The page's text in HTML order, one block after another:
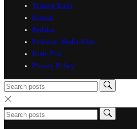
Tentang Kami
Kontak
Redaksi
Pedoman Media Siber
Kode Etik
Privacy Policy